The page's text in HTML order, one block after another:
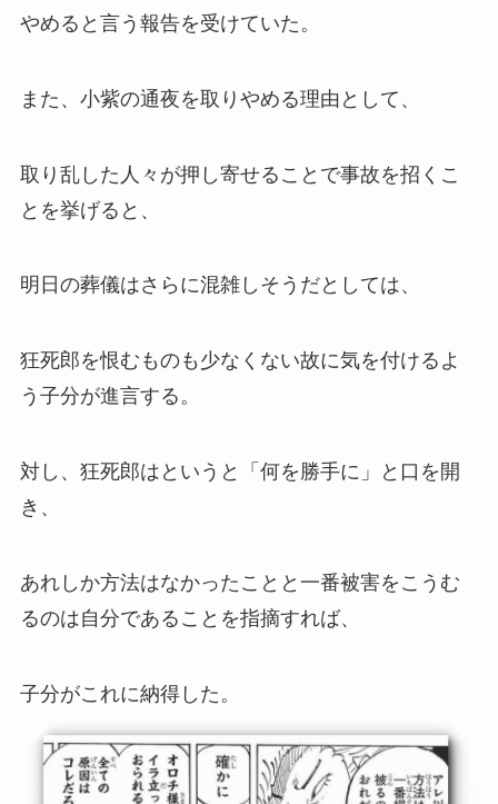
やめると言う報告を受けていた。
また、小紫の通夜を取りやめる理由として、
取り乱した人々が押し寄せることで事故を招くこ
とを挙げると、
明日の葬儀はさらに混雑しそうだとしては、
狂死郎を恨むものも少なくない故に気を付けるよ
う子分が進言する。
対し、狂死郎はというと「何を勝手に」と口を開
き、
あれしか方法はなかったことと一番被害をこうむ
るのは自分であることを指摘すれば、
子分がこれに納得した。